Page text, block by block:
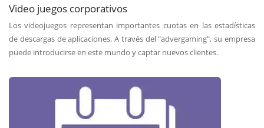
Video juegos corporativos
Los videojuegos representan importantes cuotas en las estadísticas
de descargas de aplicaciones. A través del "advergaming", su empresa
puede introducirse en este mundo y captar nuevos clientes.